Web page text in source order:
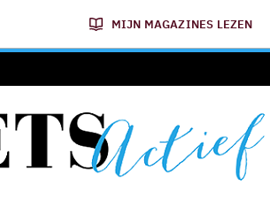
MIJN MAGAZINES LEZEN